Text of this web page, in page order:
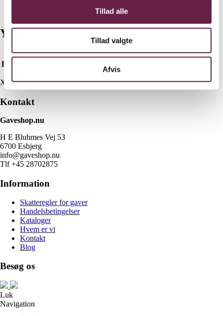
Tillad alle
Tillad valgte
Afvis
Yderligere information
Farve
X
Kontakt
Gaveshop.nu
H E Bluhmes Vej 53
6700 Esbjerg
info@gaveshop.nu
Tlf +45 28702875
Information
Skatteregler for gaver
Handelsbetingelser
Kataloger
Hvem er vi
Kontakt
Blog
Besøg os
Luk
Navigation